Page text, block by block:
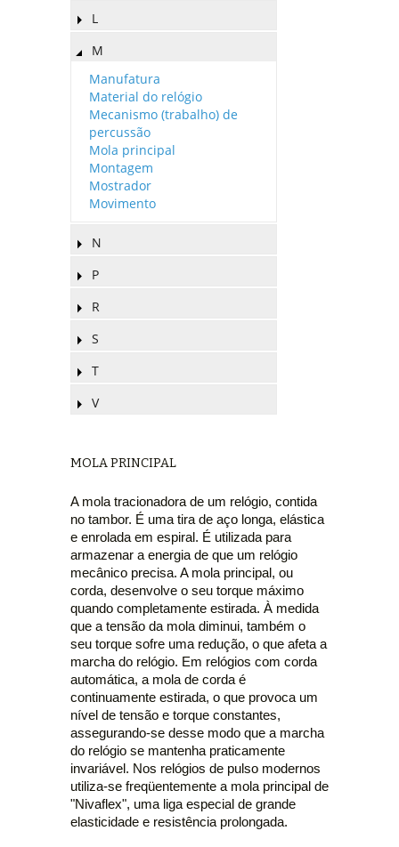
L
M
Manufatura
Material do relógio
Mecanismo (trabalho) de
percussão
Mola principal
Montagem
Mostrador
Movimento
N
P
R
S
T
V
MOLA PRINCIPAL
A mola tracionadora de um relógio, contida
no tambor. É uma tira de aço longa, elástica
e enrolada em espiral. É utilizada para
armazenar a energia de que um relógio
mecânico precisa. A mola principal, ou
corda, desenvolve o seu torque máximo
quando completamente estirada. À medida
que a tensão da mola diminui, também o
seu torque sofre uma redução, o que afeta a
marcha do relógio. Em relógios com corda
automática, a mola de corda é
continuamente estirada, o que provoca um
nível de tensão e torque constantes,
assegurando-se desse modo que a marcha
do relógio se mantenha praticamente
invariável. Nos relógios de pulso modernos
utiliza-se freqüentemente a mola principal de
"Nivaflex", uma liga especial de grande
elasticidade e resistência prolongada.